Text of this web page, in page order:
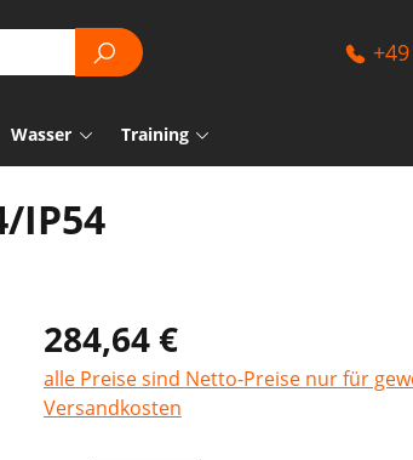
Wasser Training
IP54
284,64 €
alle Preise sind Netto-Preise nur für
Versandkosten